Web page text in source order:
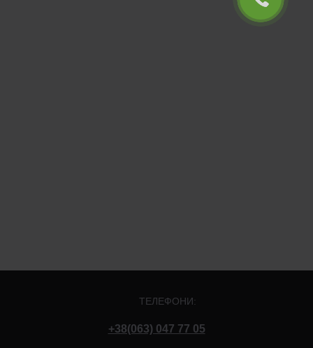
ТЕЛЕФОНИ:
+38(063) 047 77 05